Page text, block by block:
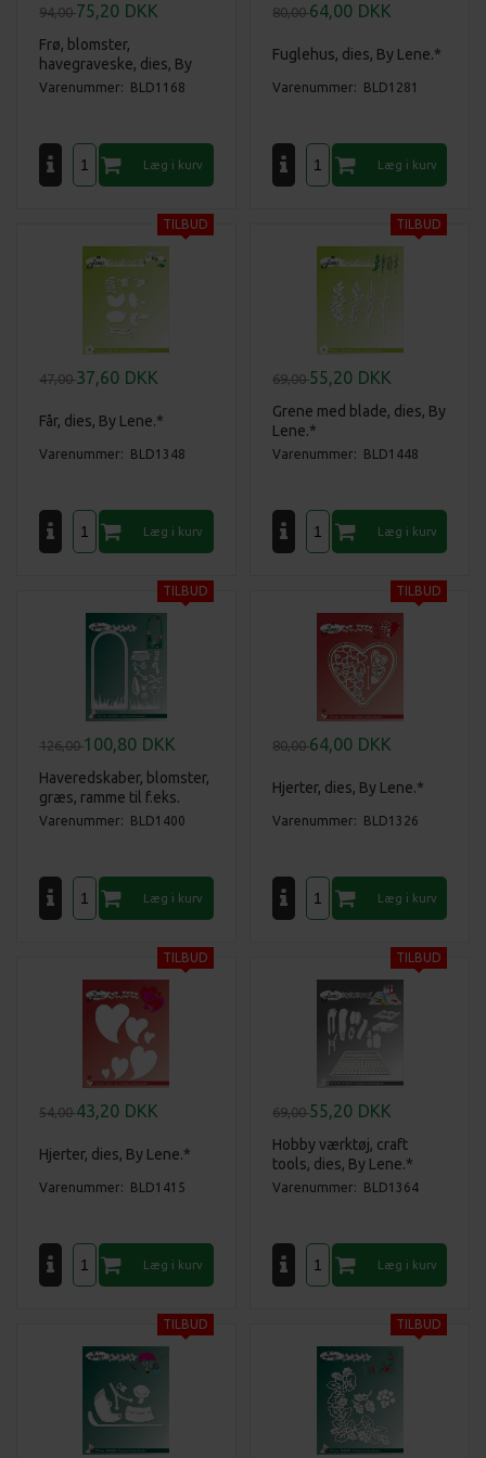
94,0075,20 DKK
Frø, blomster,
havegraveske, dies, By
Lene.*
Varenummer: BLD1168
80,0064,00 DKK
Fuglehus, dies, By Lene.*
Varenummer: BLD1281
47,0037,60 DKK
Får, dies, By Lene.*
Varenummer: BLD1348
69,0055,20 DKK
Grene med blade, dies, By
Lene.*
Varenummer: BLD1448
126,00100,80 DKK
Haveredskaber, blomster,
græs, ramme til f.eks.
slimcard, dies, By Lene.*
Varenummer: BLD1400
80,0064,00 DKK
Hjerter, dies, By Lene.*
Varenummer: BLD1326
54,0043,20 DKK
Hjerter, dies, By Lene.*
Varenummer: BLD1415
69,0055,20 DKK
Hobby værktøj, craft
tools, dies, By Lene.*
Varenummer: BLD1364